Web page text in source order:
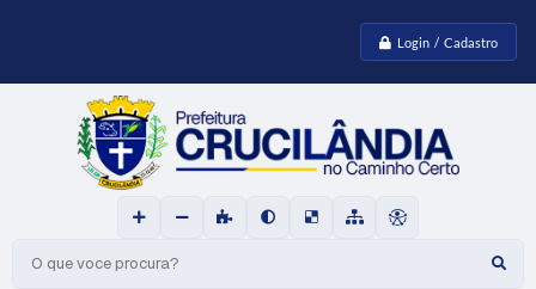
Login / Cadastro
O que voce procura?